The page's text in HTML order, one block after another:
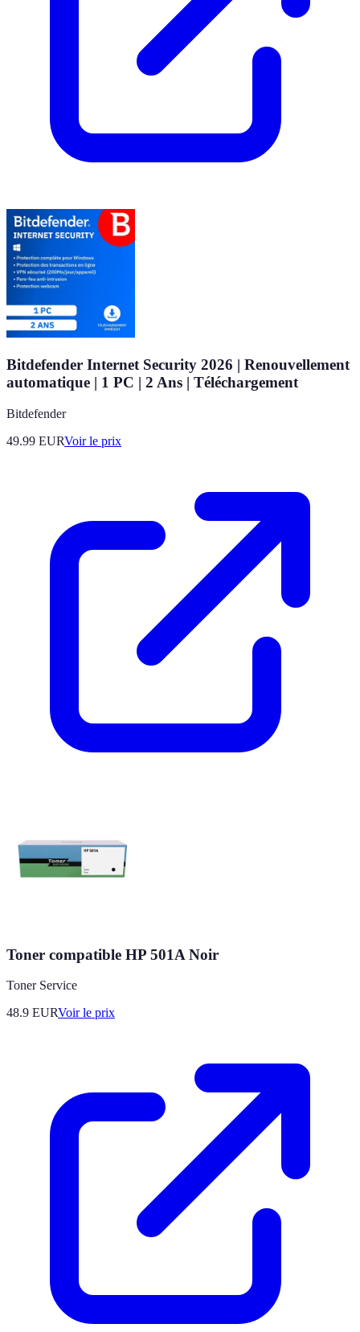
Bitdefender Internet Security 2026 | Renouvellement
automatique | 1 PC | 2 Ans | Téléchargement
Bitdefender
49.99 EURVoir le prix
Toner compatible HP 501A Noir
Toner Service
48.9 EURVoir le prix